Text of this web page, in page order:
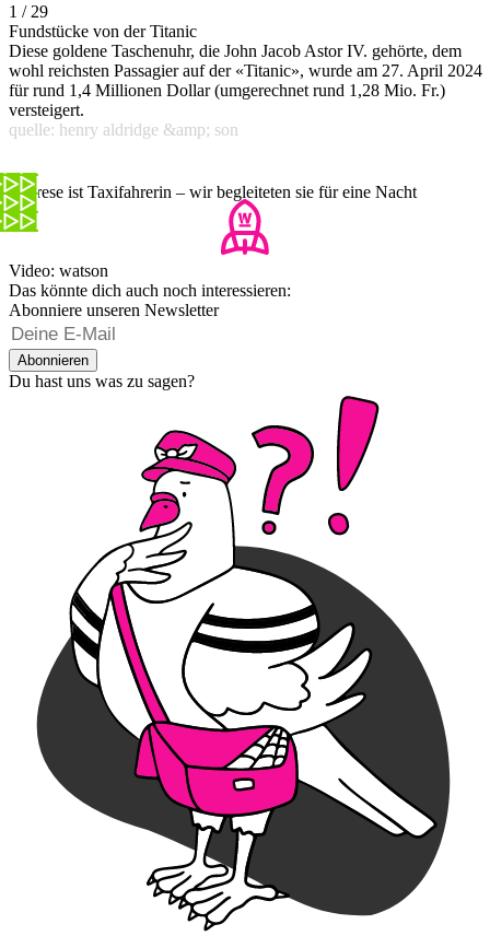
1 / 29
Fundstücke von der Titanic
Diese goldene Taschenuhr, die John Jacob Astor IV. gehörte, dem
wohl reichsten Passagier auf der «Titanic», wurde am 27. April 2024
für rund 1,4 Millionen Dollar (umgerechnet rund 1,28 Mio. Fr.)
versteigert.
quelle: henry aldridge &amp; son
Therese ist Taxifahrerin – wir begleiteten sie für eine Nacht
Video: watson
Das könnte dich auch noch interessieren:
Abonniere unseren Newsletter
Abonnieren
Du hast uns was zu sagen?